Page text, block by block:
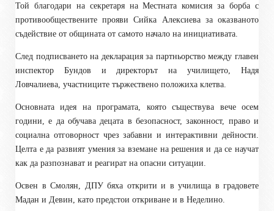
Той благодари на секретаря на Местната комисия за борба с
противообществените прояви Сийка Алексиева за оказваното
съдействие от общината от самото начало на инициативата.
След подписването на декларация за партньорство между главен
инспектор Бундов и директорът на училището, Надя
Ловчалиева, участниците тържествено положиха клетва.
Основната идея на програмата, която съществува вече осем
години, е да обучава децата в безопасност, законност, право и
социална отговорност чрез забавни и интерактивни дейности.
Целта е да развият умения за вземане на решения и да се научат
как да разпознават и реагират на опасни ситуации.
Освен в Смолян, ДПУ бяха открити и в училища в градовете
Мадан и Девин, като предстои откриване и в Неделино.